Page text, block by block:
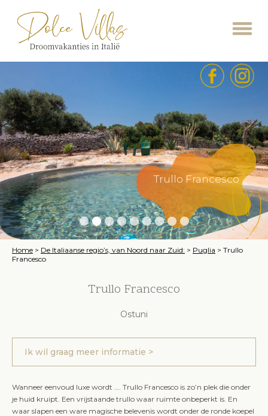
Trullo Francesco
Home > De Italiaanse regio’s, van Noord naar Zuid: > Puglia > Trullo
Francesco
Trullo Francesco
Ostuni
Ik wil graag meer informatie >
Wanneer eenvoud luxe wordt …. Trullo Francesco is zo’n plek die onder
je huid kruipt. Een vrijstaande trullo waar ruimte onbeperkt is. En
waar slapen een ware magische belevenis wordt onder de ronde koepel